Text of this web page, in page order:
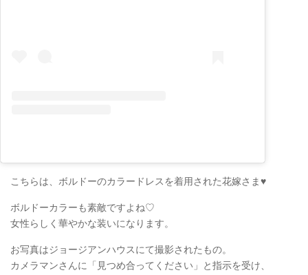
こちらは、ボルドーのカラードレスを着用された花嫁さま♥
ボルドーカラーも素敵ですよね♡
女性らしく華やかな装いになります。
お写真はジョージアンハウスにて撮影されたもの。
カメラマンさんに「見つめ合ってください」と指示を受け、